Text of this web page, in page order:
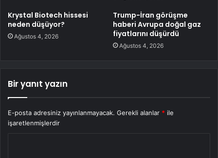
Krystal Biotech hissesi
neden düşüyor?
Ağustos 4, 2026
Trump-İran görüşme
haberi Avrupa doğal gaz
fiyatlarını düşürdü
Ağustos 4, 2026
Bir yanıt yazın
E-posta adresiniz yayınlanmayacak. Gerekli alanlar * ile
işaretlenmişlerdir